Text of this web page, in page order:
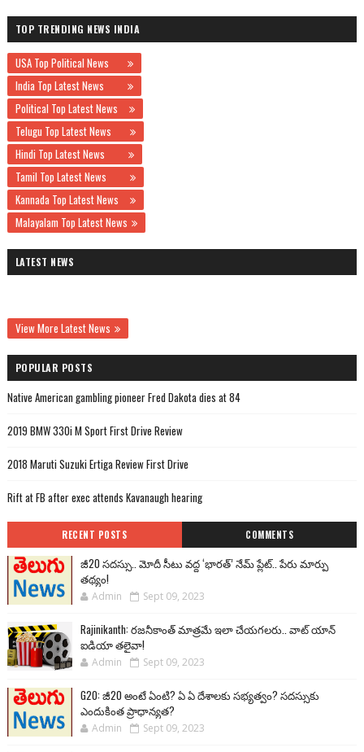
TOP TRENDING NEWS INDIA
USA Top Political News
India Top Latest News
Political Top Latest News
Telugu Top Latest News
Hindi Top Latest News
Tamil Top Latest News
Kannada Top Latest News
Malayalam Top Latest News
LATEST NEWS
View More Latest News
POPULAR POSTS
Native American gambling pioneer Fred Dakota dies at 84
2019 BMW 330i M Sport First Drive Review
2018 Maruti Suzuki Ertiga Review First Drive
Rift at FB after exec attends Kavanaugh hearing
RECENT POSTS COMMENTS
జీ20 సదస్సు.. మోదీ సీటు వద్ద ‘భారత్’ నేమ్ ప్లేట్‌.. పేరు మార్పు
తథ్యం!
Admin Sept 09, 2023
Rajinikanth: రజనీకాంత్ మాత్రమే ఇలా చేయగలరు.. వాట్ యాన్
ఐడియా తలైవా!
Admin Sept 09, 2023
G20: జీ20 అంటే ఏంటి? ఏ ఏ దేశాలకు సభ్యత్వం? సదస్సుకు
ఎందుకింత ప్రాధాన్యత?
Admin Sept 09, 2023